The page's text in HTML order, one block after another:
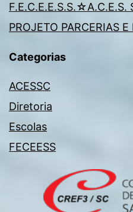
F.E.C.E.E.S.S.☆A.C.E.S.
PROJETO PARCERIAS
Categorias
ACESSC
Diretoria
Escolas
FECEESS